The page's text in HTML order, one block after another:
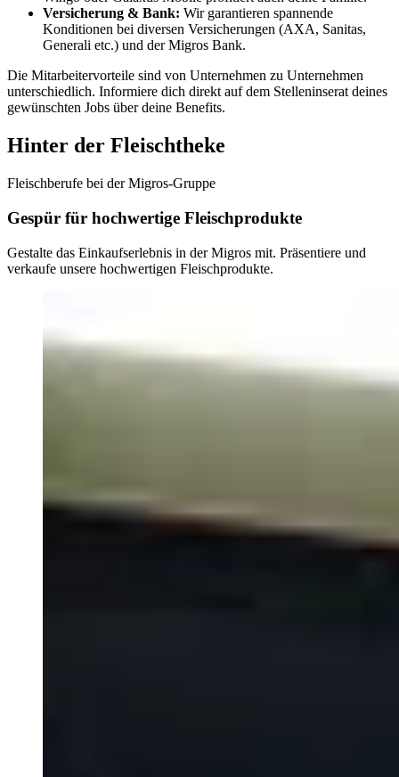
Versicherung & Bank: Wir garantieren spannende
Konditionen bei diversen Versicherungen (AXA, Sanitas,
Generali etc.) und der Migros Bank.
Die Mitarbeitervorteile sind von Unternehmen zu Unternehmen
unterschiedlich. Informiere dich direkt auf dem Stelleninserat deines
gewünschten Jobs über deine Benefits.
Hinter der Fleischtheke
Fleischberufe bei der Migros-Gruppe
Gespür für hochwertige Fleischprodukte
Gestalte das Einkaufserlebnis in der Migros mit. Präsentiere und
verkaufe unsere hochwertigen Fleischprodukte.